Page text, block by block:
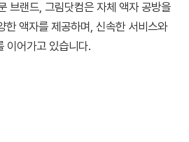
브랜드, 그림닷컴은 자체 액자 공방을
액자를 제공하며, 신속한 서비스와
이어가고 있습니다.